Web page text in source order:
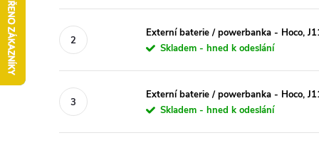
Externí baterie / powerbanka - Hoco,
Skladem - hned k odeslání
Externí baterie / powerbanka - Hoco,
Skladem - hned k odeslání